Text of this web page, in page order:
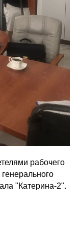
рабочего
"Катерина-2".